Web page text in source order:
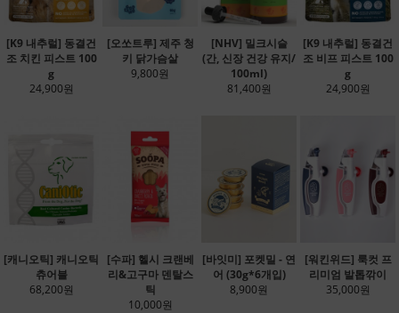
[K9 내추럴] 동결건
조 치킨 피스트 100
g
24,900원
[오쏘트루] 제주 청
키 닭가슴살
9,800원
[NHV] 밀크시슬
(간, 신장 건강 유지/
100ml)
81,400원
[K9 내추럴] 동결건
조 비프 피스트 100
g
24,900원
[캐니오틱] 캐니오틱
츄어블
68,200원
[수파] 헬시 크랜베
리&고구마 덴탈스
틱
10,000원
[바잇미] 포켓밀 - 연
어 (30g*6개입)
8,900원
[워킨위드] 룩컷 프
리미엄 발톱깎이
35,000원